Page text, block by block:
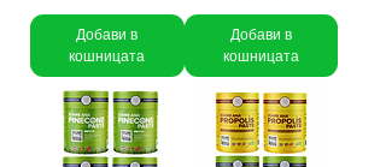
Добави в
кошницата
Добави в
кошницата